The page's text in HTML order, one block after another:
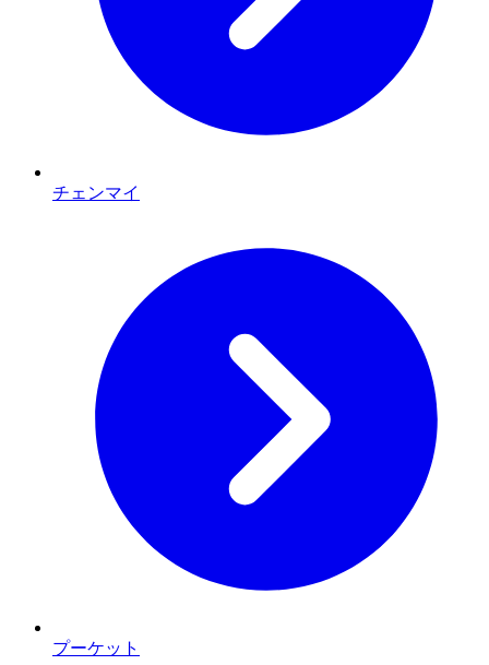
チェンマイ
プーケット